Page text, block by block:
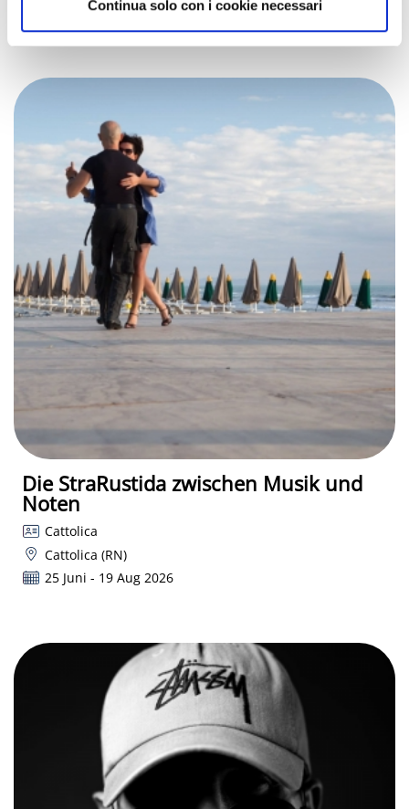
Continua solo con i cookie necessari
an......
Die StraRustida zwischen Musik und
Noten
Cattolica
Cattolica (RN)
25 Juni - 19 Aug 2026